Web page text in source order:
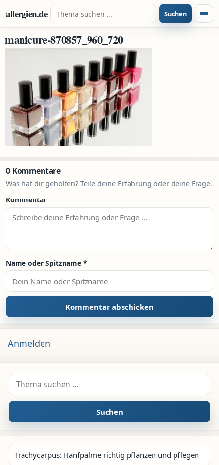
Zum Inhalt springen
allergien.de Suche nach: Suchen
manicure-870857_960_720
0 Kommentare
Was hat dir geholfen? Teile deine Erfahrung oder deine Frage.
Kommentar
Name oder Spitzname *
Anmelden
Suche nach:
Suchen
Trachycarpus: Hanfpalme richtig pflanzen und pflegen